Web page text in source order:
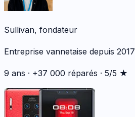
Sullivan, fondateur
Entreprise vannetaise depuis 2017
9 ans · +37 000 réparés · 5/5 ★